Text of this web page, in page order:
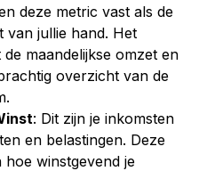
deze metric vast als de
van jullie hand. Het
maandelijkse omzet en
overzicht van de
: Dit zijn je inkomsten
en belastingen. Deze
hoe winstgevend je